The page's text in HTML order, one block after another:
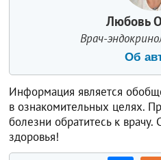
Любовь
Врач-
Об
Информация является
в ознакомительных целях.
болезни обратитесь к
здоровья!